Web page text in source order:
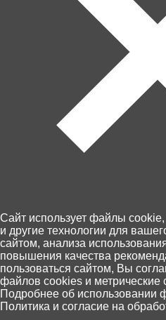
Пункты выдачи
46 по
14 августа,
Оплата - картой
получении
Экспресс доставка
Недоступна
выразительными глазами
для ребёнка. Размер 29
ручек, его легко брать
прогулку. Мягкий
холлофайбера делают
реалистичный дизайн и
улыбку и желание
Идеально для детей от 3
Главная Каталог
Cайт использует файлы
и другие технологии для
сайтом, анализа
повышения качества
пользоваться сайтом, Вы
файлов cookies и метрические
Подробнее об использовании
Политика и согласие на